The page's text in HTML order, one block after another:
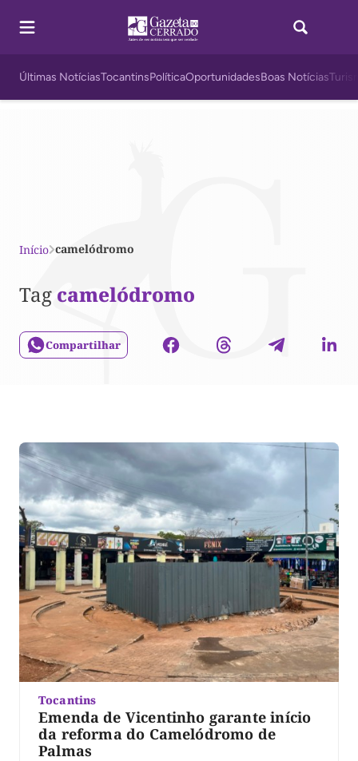
Últimas NotíciasTocantinsPolíticaOportunidadesBoas Notícias
Início camelódromo
Tag camelódromo
Compartilhar
Tocantins
Emenda de Vicentinho garante início
da reforma do Camelódromo de
Palmas